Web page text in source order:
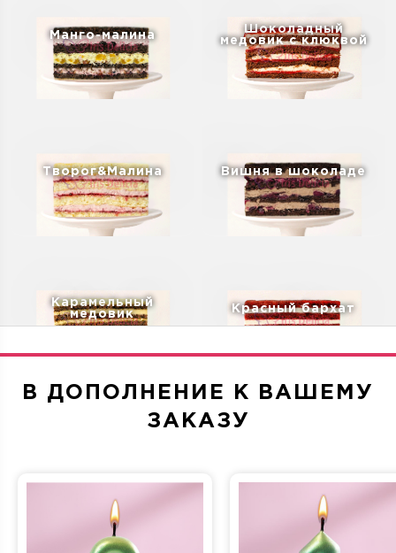
Манго-малина
Шоколадный
медовик с клюквой
Творог&Малина Вишня в шоколаде
Карамельный
медовик
Красный бархат
В ДОПОЛНЕНИЕ К ВАШЕМУ
ЗАКАЗУ